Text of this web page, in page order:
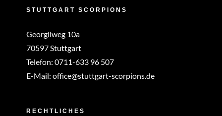
STUTTGART SCORPIONS
Georgiiweg 10a
70597 Stuttgart
Telefon: 0711-633 96 507
E-Mail: office@stuttgart-scorpions.de
RECHTLICHES